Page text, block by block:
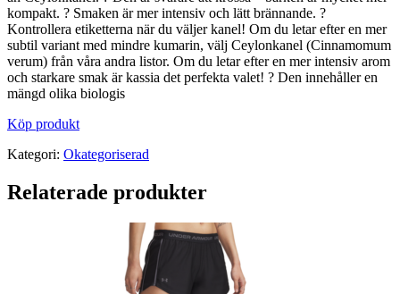
kompakt. ? Smaken är mer intensiv och lätt brännande. ?
Kontrollera etiketterna när du väljer kanel! Om du letar efter en mer
subtil variant med mindre kumarin, välj Ceylonkanel (Cinnamomum
verum) från våra andra listor. Om du letar efter en mer intensiv arom
och starkare smak är kassia det perfekta valet! ? Den innehåller en
mängd olika biologis
Köp produkt
Kategori: Okategoriserad
Relaterade produkter